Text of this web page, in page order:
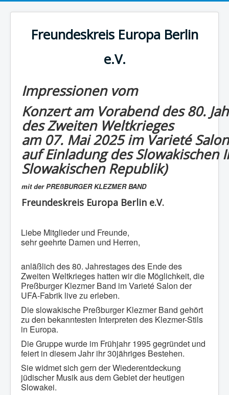
Freundeskreis Europa Berlin
e.V.
Impressionen vom
Konzert am Vorabend des 80.
des Zweiten Weltkrieges
am 07. Mai 2025 im Varieté
auf Einladung des Slowakischen
Slowakischen Republik)
mit der PREßBURGER KLEZMER BAND
Freundeskreis Europa Berlin e.V.
Liebe Mitglieder und Freunde,
sehr geehrte Damen und Herren,
anläßlich des 80. Jahrestages des Ende des
Zweiten Weltkrieges hatten wir die Möglichkeit, die
Preßburger Klezmer Band im Varieté Salon der
UFA-Fabrik live zu erleben.
Die slowakische Preßburger Klezmer Band gehört
zu den bekanntesten Interpreten des Klezmer-Stils
in Europa.
Die Gruppe wurde im Frühjahr 1995 gegründet und
feiert in diesem Jahr ihr 30jähriges Bestehen.
Sie widmet sich gern der Wiederentdeckung
jüdischer Musik aus dem Gebiet der heutigen
Slowakei.